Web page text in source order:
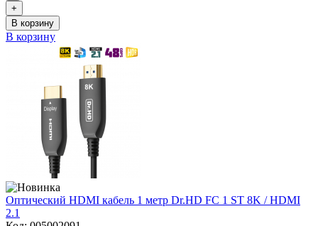
+
В корзину
В корзину
Оптический HDMI кабель 1 метр Dr.HD FC 1 ST 8K / HDMI
2.1